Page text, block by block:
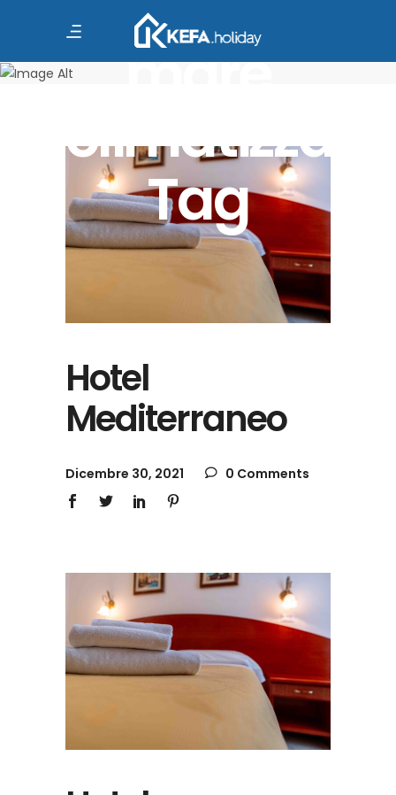
mare
climatizzati
Tag
Hotel
Mediterraneo
Dicembre 30, 2021 0 Comments